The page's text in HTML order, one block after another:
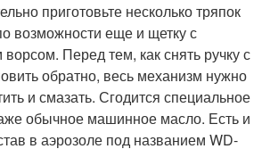
приготовьте несколько тряпок
возможности еще и щетку с
Перед тем, как снять ручку с
обратно, весь механизм нужно
и смазать. Сгодится специальное
обычное машинное масло. Есть и
в аэрозоле под названием WD-